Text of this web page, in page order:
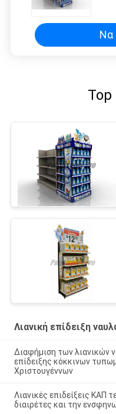
Να
Top
Λιανική επίδειξη
Διαφήμιση των λιανικών
επίδειξης κόκκινων
Χριστουγέννων
Λιανικές επιδείξεις ΚΑΠ
διαιρέτες και την